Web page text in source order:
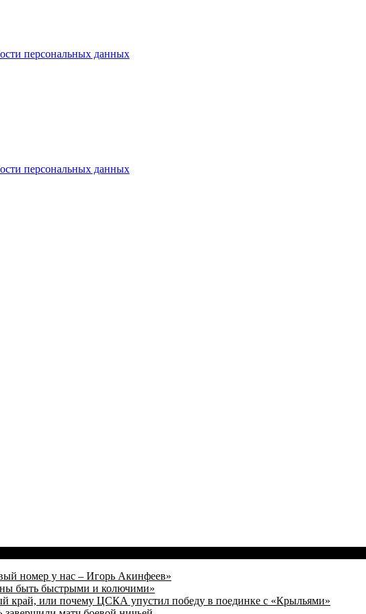
персональных данных
персональных данных
номер у нас – Игорь Акинфеев»
быть быстрыми и колючими»
край, или почему ЦСКА упустил победу в поединке с «Крыльями»